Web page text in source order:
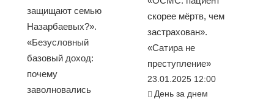
защищают семью
Назарбаевых?».
«Безусловный
базовый доход:
почему
заволновались
скорее мёртв, чем
застрахован».
«Сатира не
преступление»
23.01.2025 12:00
День за днем